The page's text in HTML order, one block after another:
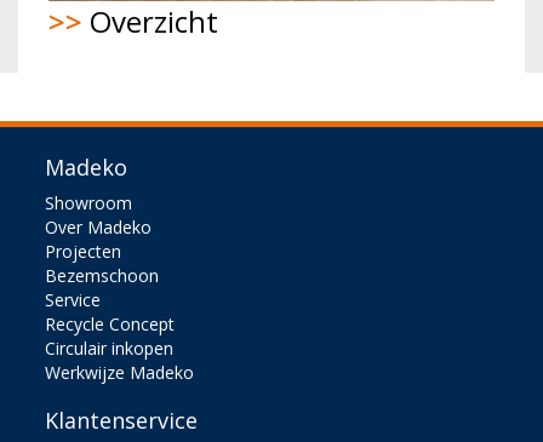
>> Overzicht
Madeko
Showroom
Over Madeko
Projecten
Bezemschoon
Service
Recycle Concept
Circulair inkopen
Werkwijze Madeko
Klantenservice